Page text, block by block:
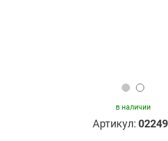
в наличии
Артикул: